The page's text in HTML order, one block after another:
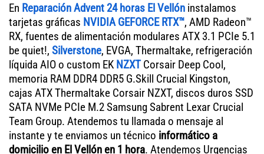
En Reparación Advent 24 horas El Vellón instalamos
tarjetas gráficas NVIDIA GEFORCE RTX™, AMD Radeon™
RX, fuentes de alimentación modulares ATX 3.1 PCIe 5.1
be quiet!, Silverstone, EVGA, Thermaltake, refrigeración
líquida AIO o custom EK NZXTCorsair Deep Cool,
memoria RAM DDR4 DDR5 G.Skill Crucial Kingston,
cajas ATX Thermaltake Corsair NZXT, discos duros SSD
SATA NVMe PCIe M.2 Samsung Sabrent Lexar Crucial
Team Group. Atendemos tu llamada o mensaje al
instante y te enviamos un técnico informático a
domicilio en El Vellón en 1 hora. Atendemos Urgencias